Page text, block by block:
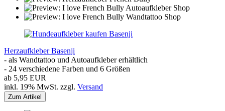
Herzaufkleber Basenji
- als Wandtattoo und Autoaufkleber erhältlich
- 24 verschiedene Farben und 6 Größen
ab 5,95 EUR
inkl. 19% MwSt. zzgl. Versand
Zum Artikel